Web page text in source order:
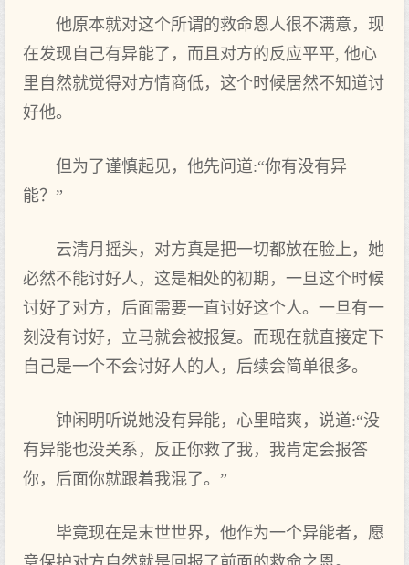
他原本就对这个所谓的救命恩人很不满意，现
在发现自己有异能了，而且对方的反应平平, 他心
里自然就觉得对方情商低，这个时候居然不知道讨
好他。
但为了谨慎起见，他先问道:“你有没有异
能？”
云清月摇头，对方真是把一切都放在脸上，她
必然不能讨好人，这是相处的初期，一旦这个时候
讨好了对方，后面需要一直讨好这个人。一旦有一
刻没有讨好，立马就会被报复。而现在就直接定下
自己是一个不会讨好人的人，后续会简单很多。
钟闲明听说她没有异能，心里暗爽，说道:“没
有异能也没关系，反正你救了我，我肯定会报答
你，后面你就跟着我混了。”
毕竟现在是末世世界，他作为一个异能者，愿